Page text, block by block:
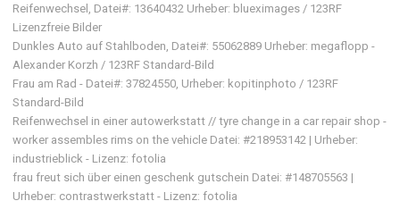
Reifenwechsel, Datei#: 13640432 Urheber: blueximages / 123RF
Lizenzfreie Bilder
Dunkles Auto auf Stahlboden, Datei#: 55062889 Urheber: megaflopp -
Alexander Korzh / 123RF Standard-Bild
Frau am Rad - Datei#: 37824550, Urheber: kopitinphoto / 123RF
Standard-Bild
Reifenwechsel in einer autowerkstatt // tyre change in a car repair shop -
worker assembles rims on the vehicle Datei: #218953142 | Urheber:
industrieblick - Lizenz: fotolia
frau freut sich über einen geschenk gutschein Datei: #148705563 |
Urheber: contrastwerkstatt - Lizenz: fotolia